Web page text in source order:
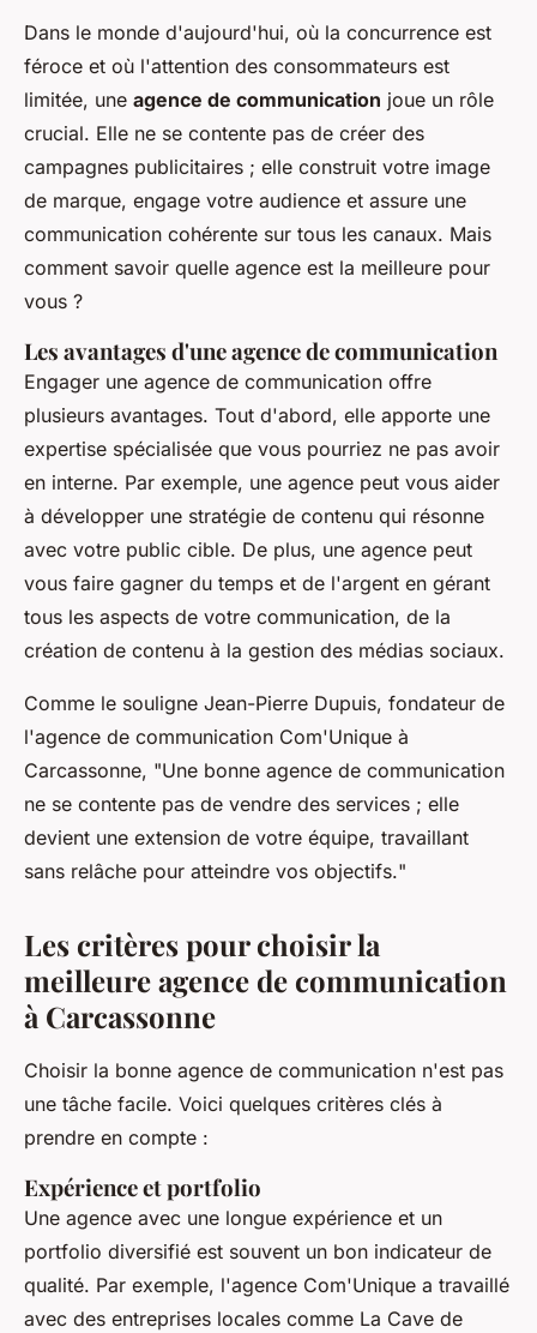
Dans le monde d'aujourd'hui, où la concurrence est
féroce et où l'attention des consommateurs est
limitée, une agence de communication joue un rôle
crucial. Elle ne se contente pas de créer des
campagnes publicitaires ; elle construit votre image
de marque, engage votre audience et assure une
communication cohérente sur tous les canaux. Mais
comment savoir quelle agence est la meilleure pour
vous ?
Les avantages d'une agence de communication
Engager une agence de communication offre
plusieurs avantages. Tout d'abord, elle apporte une
expertise spécialisée que vous pourriez ne pas avoir
en interne. Par exemple, une agence peut vous aider
à développer une stratégie de contenu qui résonne
avec votre public cible. De plus, une agence peut
vous faire gagner du temps et de l'argent en gérant
tous les aspects de votre communication, de la
création de contenu à la gestion des médias sociaux.
Comme le souligne Jean-Pierre Dupuis, fondateur de
l'agence de communication Com'Unique à
Carcassonne, "Une bonne agence de communication
ne se contente pas de vendre des services ; elle
devient une extension de votre équipe, travaillant
sans relâche pour atteindre vos objectifs."
Les critères pour choisir la
meilleure agence de communication
à Carcassonne
Choisir la bonne agence de communication n'est pas
une tâche facile. Voici quelques critères clés à
prendre en compte :
Expérience et portfolio
Une agence avec une longue expérience et un
portfolio diversifié est souvent un bon indicateur de
qualité. Par exemple, l'agence Com'Unique a travaillé
avec des entreprises locales comme La Cave de